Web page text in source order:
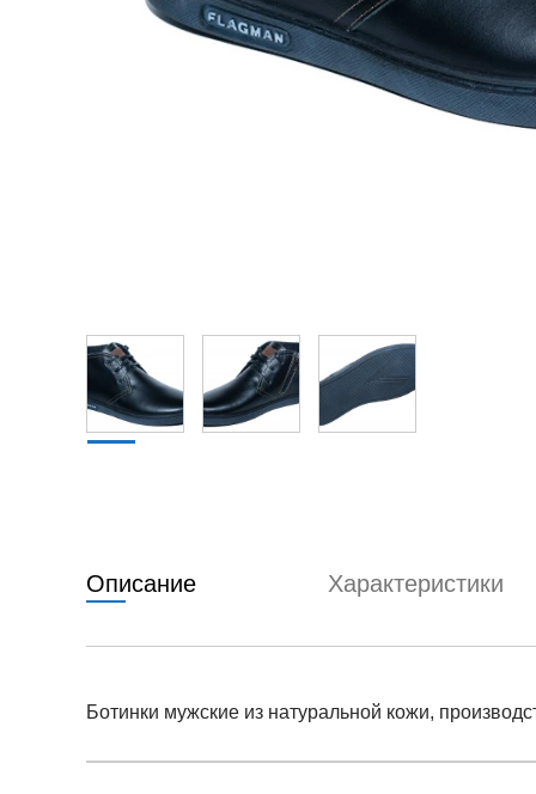
Описание Характеристики
Ботинки мужские из натуральной кожи,